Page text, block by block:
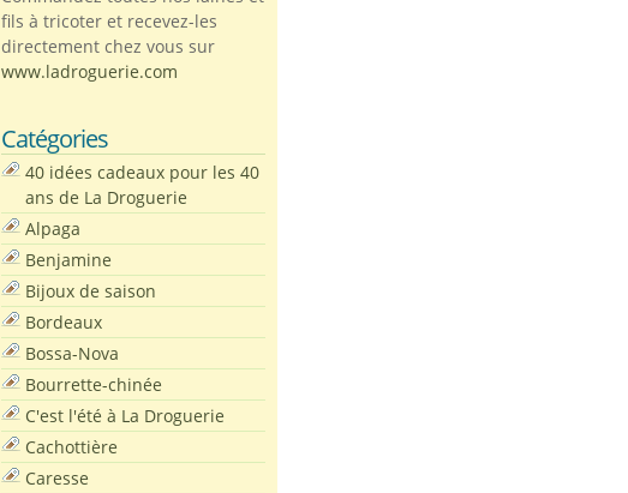
fils à tricoter et recevez-les
directement chez vous sur
www.ladroguerie.com
Catégories
40 idées cadeaux pour les 40
ans de La Droguerie
Alpaga
Benjamine
Bijoux de saison
Bordeaux
Bossa-Nova
Bourrette-chinée
C'est l'été à La Droguerie
Cachottière
Caresse